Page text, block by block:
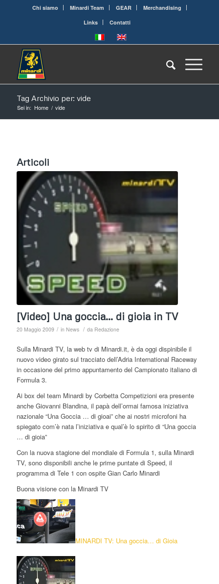
Chi siamo Minardi Team GEAR
Merchandising
Links
Contatti
Tag Archivio per: vide
Sei in: Home / vide
Articoli
[Video] Una goccia… di gioia in TV
20 Maggio 2009 / in News / da Redazione
Sulla Minardi TV, la web tv di Minardi.it, è da oggi dispinibile il
nuovo video girato sul tracciato dell’Adria International Raceway
in occasione del primo appuntamento del Campionato italiano di
Formula 3.
Ai box del team Minardi by Corbetta Competizioni era presente
anche Giovanni Blandina, il papà dell’ormai famosa iniziativa
nazionale “Una Goccia … di gioai” che ai nostri microfoni ha
spiegato com’è nata l’iniziativa e qual’è lo spirito di “Una goccia
… di gioia”
Con la nuova stagione del mondiale di Formula 1, sulla Minardi
TV, sono disponibili anche le prime puntate di Speed, il
programma di Tele 1 con ospite Gian Carlo Minardi
Buona visione con la Minardi TV
MINARDI TV: Una goccia… di Gioia